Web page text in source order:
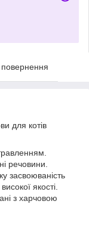
для котів
речовини.
засвоюваність
якості.
з харчовою